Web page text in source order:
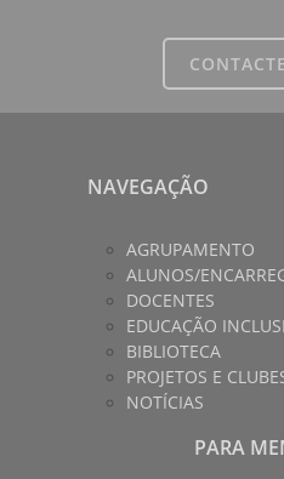
NAVEGAÇÃO
AGRUPAMENTO
ALUNOS/
DOCENTES
EDUCAÇÃO
BIBLIOTECA
PROJETOS E
NOTÍCIAS
PARA